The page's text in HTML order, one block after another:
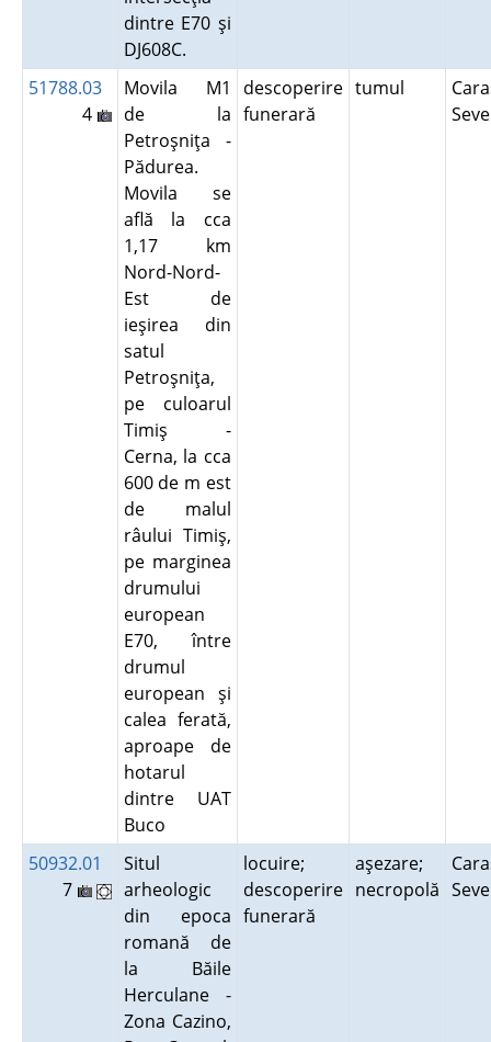
dintre E70 şi
DJ608C.
51788.03
4
Movila M1
de la
Petroşniţa -
Pădurea.
Movila se
află la cca
1,17 km
Nord-Nord-
Est de
ieşirea din
satul
Petroşniţa,
pe culoarul
Timiş -
Cerna, la cca
600 de m est
de malul
râului Timiş,
pe marginea
drumului
european
E70, între
drumul
european şi
calea ferată,
aproape de
hotarul
dintre UAT
Buco
descoperire
funerară
tumul
50932.01
7
Situl
arheologic
din epoca
romană de
la Băile
Herculane -
Zona Cazino,
locuire;
descoperire
funerară
aşezare;
necropolă